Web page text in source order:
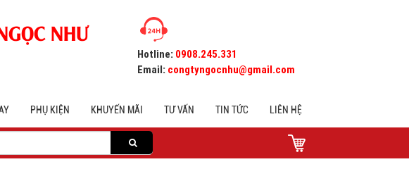
NHƯ
Hotline: 0908.245.331
Email: congtyngocnhu@gmail.com
PHỤ KIỆN KHUYẾN MÃI TƯ VẤN TIN TỨC LIÊN HỆ